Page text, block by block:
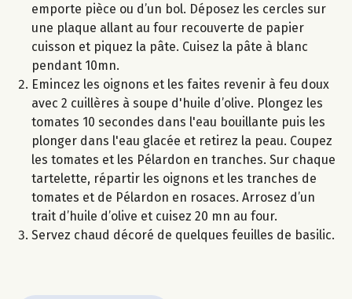
emporte pièce ou d’un bol. Déposez les cercles sur
une plaque allant au four recouverte de papier
cuisson et piquez la pâte. Cuisez la pâte à blanc
pendant 10mn.
Emincez les oignons et les faites revenir à feu doux
avec 2 cuillères à soupe d'huile d’olive. Plongez les
tomates 10 secondes dans l'eau bouillante puis les
plonger dans l'eau glacée et retirez la peau. Coupez
les tomates et les Pélardon en tranches. Sur chaque
tartelette, répartir les oignons et les tranches de
tomates et de Pélardon en rosaces. Arrosez d’un
trait d’huile d’olive et cuisez 20 mn au four.
Servez chaud décoré de quelques feuilles de basilic.